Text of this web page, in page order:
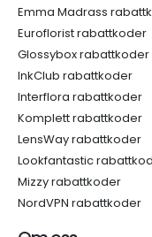
Emma Madrass
Euroflorist rabattkoder
Glossybox rabattkoder
InkClub rabattkoder
Interflora rabattkoder
Komplett rabattkoder
LensWay rabattkoder
Lookfantastic
Mizzy rabattkoder
NordVPN rabattkoder